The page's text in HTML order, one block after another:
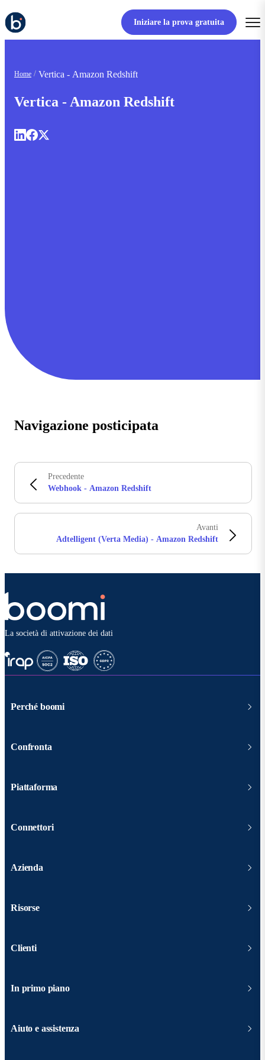
Iniziare la prova gratuita
Home Vertica - Amazon Redshift
Vertica - Amazon Redshift
Navigazione posticipata
Precedente
Webhook - Amazon Redshift
Avanti
Adtelligent (Verta Media) - Amazon Redshift
La società di attivazione dei dati
Perché boomi
Confronta
Piattaforma
Connettori
Azienda
Risorse
Clienti
In primo piano
Aiuto e assistenza